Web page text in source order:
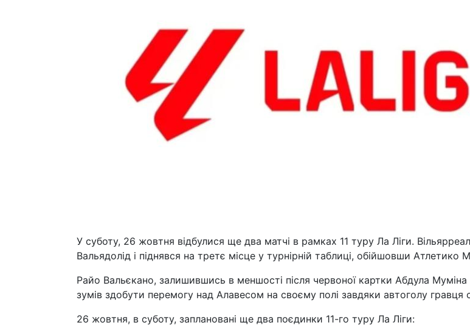
У суботу, 26 жовтня відбулися ще два матчі в рамках 11 туру Ла Ліги. Вільярреал
Вальядолід і піднявся на третє місце у турнірній таблиці, обійшовши Атлетико
Райо Вальєкано, залишившись в меншості після червоної картки Абдула Муміна
зумів здобути перемогу над Алавесом на своєму полі завдяки автоголу гравця
26 жовтня, в суботу, заплановані ще два поєдинки 11-го туру Ла Ліги: